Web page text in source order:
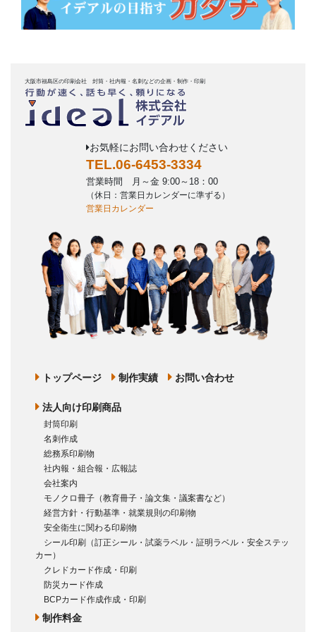
大阪市福島区の印刷会社 封筒・社内報・名刺などの企画・制作・印刷
お気軽にお問い合わせください
TEL.06-6453-3334
営業時間 月～金 9:00～18：00
（休日：営業日カレンダーに準ずる）
営業日カレンダー
トップページ 制作実績 お問い合わせ
法人向け印刷商品
封筒印刷
名刺作成
総務系印刷物
社内報・組合報・広報誌
会社案内
モノクロ冊子（教育冊子・論文集・議案書など）
経営方針・行動基準・就業規則の印刷物
安全衛生に関わる印刷物
シール印刷（訂正シール・試薬ラベル・証明ラベル・安全ステッ
カー）
クレドカード作成・印刷
防災カード作成
BCPカード作成作成・印刷
制作料金